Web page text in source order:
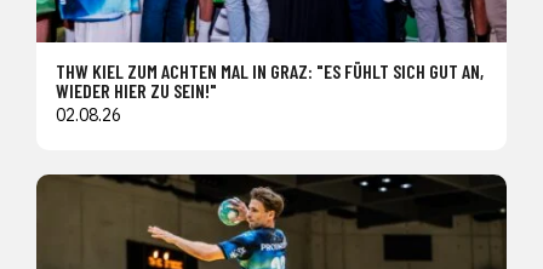
THW KIEL ZUM ACHTEN MAL IN GRAZ: "ES FÜHLT SICH GUT AN,
WIEDER HIER ZU SEIN!"
02.08.26